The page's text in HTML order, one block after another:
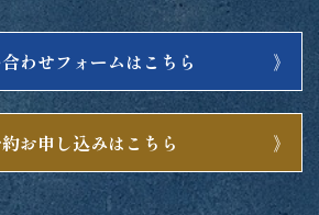
わせフォームはこちら
お申し込みはこちら